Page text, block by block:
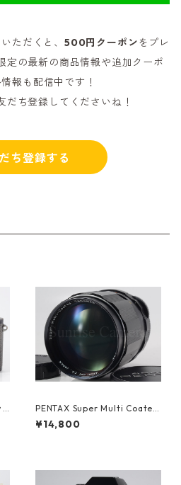
ただくと、500円クーポンをプレ
定の最新の商品情報や追加クーポ
報も配信中です！
だち登録してくださいね！
ち登録する
PENTAX Super Multi Coated
TAKUMAR 135mm F2.5 M42
ペンタックス (61343)
¥14,800